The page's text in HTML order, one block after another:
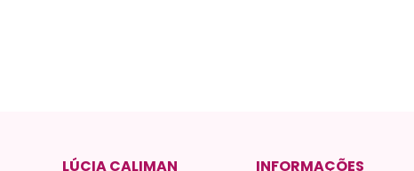
LÚCIA CALIMAN INFORMAÇÕES